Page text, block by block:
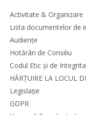
Activitate & Organizare
Lista documentelor de
Audiențe
Hotărâri de Consiliu
Codul Etic și de
HĂRȚUIRE LA LOCUL
Legislație
GDPR